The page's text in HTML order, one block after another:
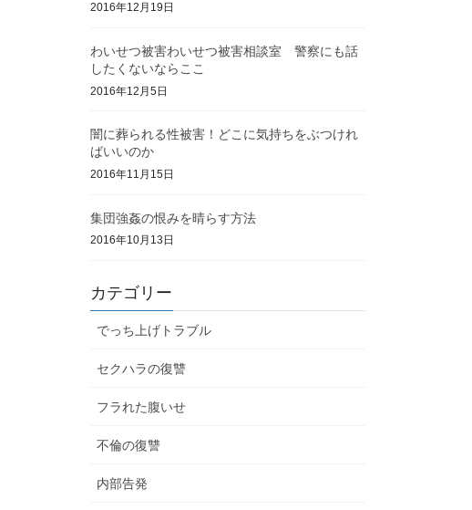
2016年12月19日
わいせつ被害わいせつ被害相談室 警察にも話
したくないならここ
2016年12月5日
闇に葬られる性被害！どこに気持ちをぶつけれ
ばいいのか
2016年11月15日
集団強姦の恨みを晴らす方法
2016年10月13日
カテゴリー
でっち上げトラブル
セクハラの復讐
フラれた腹いせ
不倫の復讐
内部告発